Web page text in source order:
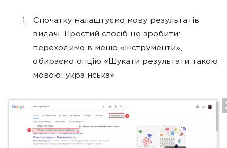
Спочатку налаштуємо мову результатів
видачі. Простий спосіб це зробити:
переходимо в меню «Інструменти»,
обираємо опцію «Шукати результати такою
мовою: українська»